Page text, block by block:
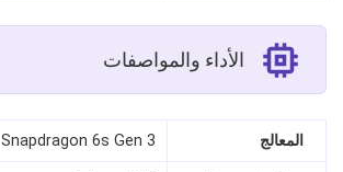
الأداء والمواصفات
المعالج Snapdragon 6s Gen 3